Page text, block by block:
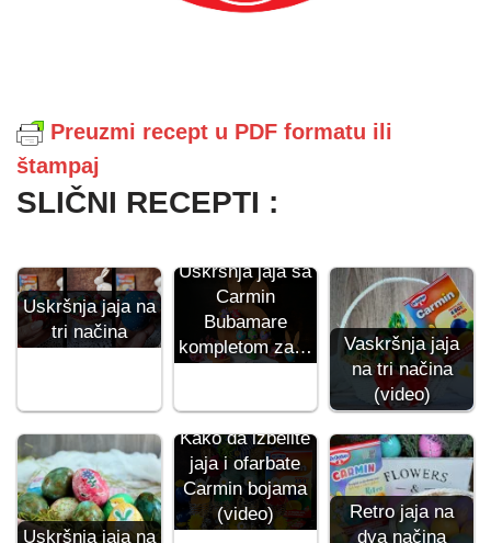
Preuzmi recept u PDF formatu ili
štampaj
SLIČNI RECEPTI :
Uskršnja jaja na
tri načina
Uskršnja jaja sa
Carmin
Bubamare
kompletom za…
Vaskršnja jaja
na tri načina
(video)
Uskršnja jaja na
Kako da izbelite
jaja i ofarbate
Carmin bojama
(video)
Retro jaja na
dva načina